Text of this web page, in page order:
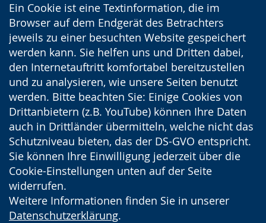
Ein Cookie ist eine Textinformation, die im
Browser auf dem Endgerät des Betrachters
jeweils zu einer besuchten Website gespeichert
werden kann. Sie helfen uns und Dritten dabei,
den Internetauftritt komfortabel bereitzustellen
und zu analysieren, wie unsere Seiten benutzt
werden. Bitte beachten Sie: Einige Cookies von
Drittanbietern (z.B. YouTube) können Ihre Daten
auch in Drittländer übermitteln, welche nicht das
Schutzniveau bieten, das der DS-GVO entspricht.
Sie können Ihre Einwilligung jederzeit über die
Cookie-Einstellungen unten auf der Seite
widerrufen.
Weitere Informationen finden Sie in unserer
Datenschutzerklärung.